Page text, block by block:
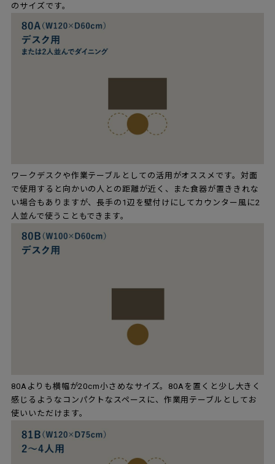
のサイズです。
ワークデスクや作業テーブルとしての活用がオススメです。対面
で使用すると向かいの人との距離が近く、また食器が置ききれな
い場合もありますが、長手の1辺を壁付けにしてカウンター風に2
人並んで使うこともできます。
80Aよりも横幅が20cm小さめなサイズ。80Aを置くと少し大きく
感じるようなコンパクトなスペースに、作業用テーブルとしてお
使いいただけます。